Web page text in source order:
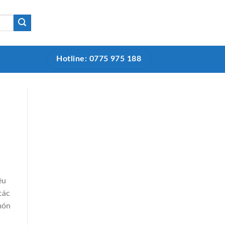
Hotline: 0775 975 188